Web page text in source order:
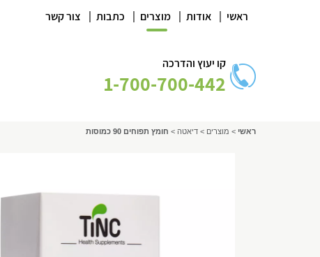
ראשי | אודות | מוצרים | כתבות | צור קשר
קו יעוץ והדרכה
1-700-700-442
ראשי > מוצרים > דיאטה > חומץ תפוחים 90 כמוסות